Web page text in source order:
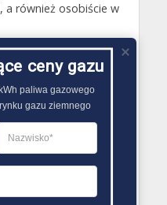
a również osobiście w
GAZU
ceny gazu
paliwa gazowego
gazu ziemnego